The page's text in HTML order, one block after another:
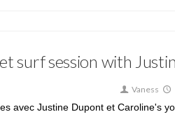
surf session with
Vaness
avec Justine Dupont et Caroline's